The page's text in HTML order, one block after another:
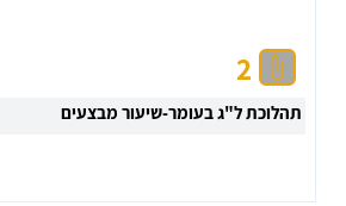
2
תהלוכת ל"ג בעומר-שיעור מבצעים